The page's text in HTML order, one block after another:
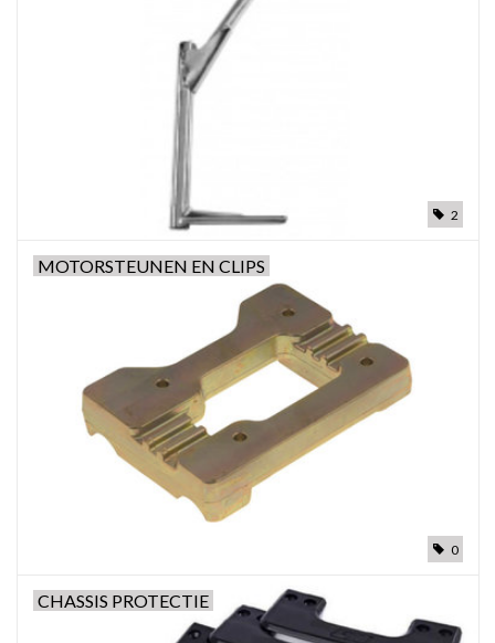
2
MOTORSTEUNEN EN CLIPS
0
CHASSIS PROTECTIE